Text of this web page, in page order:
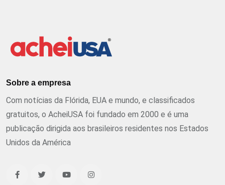
Sobre a empresa
Com notícias da Flórida, EUA e mundo, e classificados
gratuitos, o AcheiUSA foi fundado em 2000 e é uma
publicação dirigida aos brasileiros residentes nos Estados
Unidos da América